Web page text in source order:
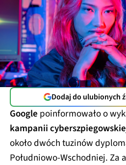
Dodaj do ulubionych
Google poinformowało o
kampanii
około dwóch tuzinów
Południowo-Wschodniej. Za